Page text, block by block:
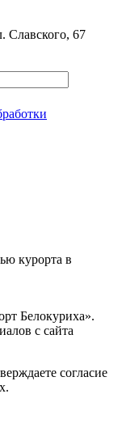
Славского, 67
курорта в
Белокуриха».
с сайта
согласие